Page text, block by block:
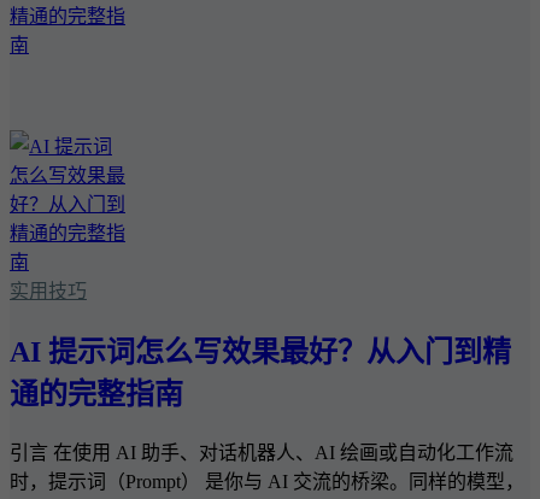
实用技巧
AI 提示词怎么写效果最好？从入门到精
通的完整指南
引言 在使用 AI 助手、对话机器人、AI 绘画或自动化工作流
时，提示词（Prompt） 是你与 AI 交流的桥梁。同样的模型，